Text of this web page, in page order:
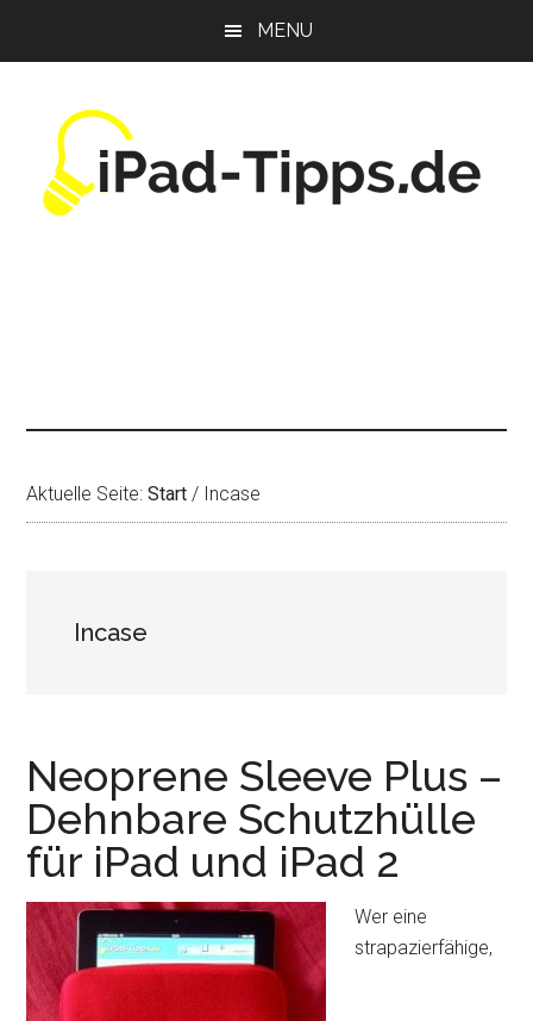
MENU
Aktuelle Seite:Start / Incase
Incase
Neoprene Sleeve Plus –
Dehnbare Schutzhülle
für iPad und iPad 2
Wer eine
strapazierfähige,